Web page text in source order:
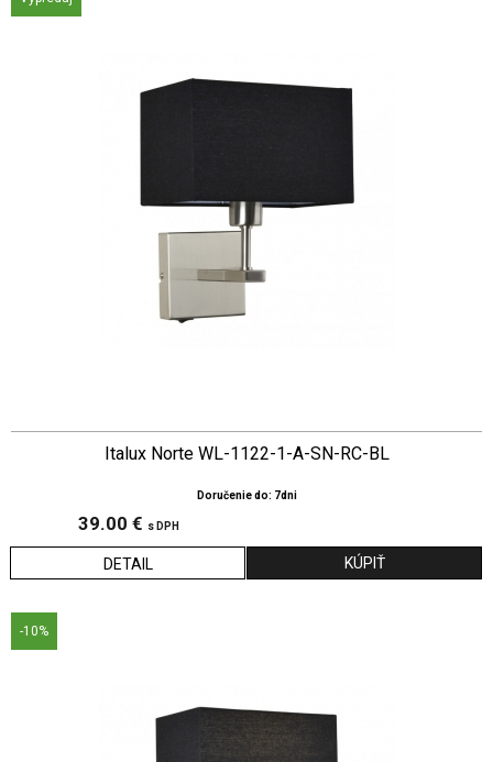
Italux Norte WL-1122-1-A-SN-RC-BL
Doručenie do: 7dni
39.00 € s DPH
DETAIL
-10%